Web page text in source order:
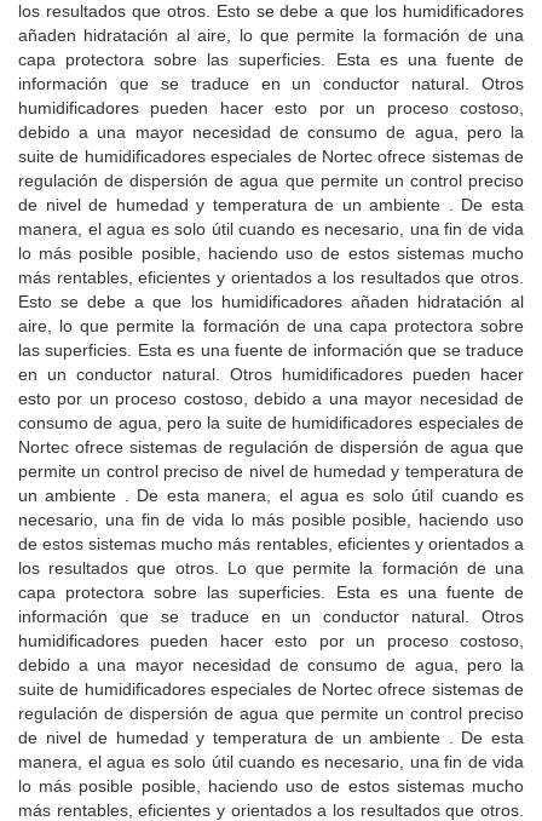
los resultados que otros. Esto se debe a que los humidificadores
añaden hidratación al aire, lo que permite la formación de una
capa protectora sobre las superficies. Esta es una fuente de
información que se traduce en un conductor natural. Otros
humidificadores pueden hacer esto por un proceso costoso,
debido a una mayor necesidad de consumo de agua, pero la
suite de humidificadores especiales de Nortec ofrece sistemas de
regulación de dispersión de agua que permite un control preciso
de nivel de humedad y temperatura de un ambiente . De esta
manera, el agua es solo útil cuando es necesario, una fin de vida
lo más posible posible, haciendo uso de estos sistemas mucho
más rentables, eficientes y orientados a los resultados que otros.
Esto se debe a que los humidificadores añaden hidratación al
aire, lo que permite la formación de una capa protectora sobre
las superficies. Esta es una fuente de información que se traduce
en un conductor natural. Otros humidificadores pueden hacer
esto por un proceso costoso, debido a una mayor necesidad de
consumo de agua, pero la suite de humidificadores especiales de
Nortec ofrece sistemas de regulación de dispersión de agua que
permite un control preciso de nivel de humedad y temperatura de
un ambiente . De esta manera, el agua es solo útil cuando es
necesario, una fin de vida lo más posible posible, haciendo uso
de estos sistemas mucho más rentables, eficientes y orientados a
los resultados que otros. Lo que permite la formación de una
capa protectora sobre las superficies. Esta es una fuente de
información que se traduce en un conductor natural. Otros
humidificadores pueden hacer esto por un proceso costoso,
debido a una mayor necesidad de consumo de agua, pero la
suite de humidificadores especiales de Nortec ofrece sistemas de
regulación de dispersión de agua que permite un control preciso
de nivel de humedad y temperatura de un ambiente . De esta
manera, el agua es solo útil cuando es necesario, una fin de vida
lo más posible posible, haciendo uso de estos sistemas mucho
más rentables, eficientes y orientados a los resultados que otros.